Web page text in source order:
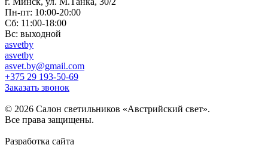
Пн-пт: 10:00-20:00
Сб: 11:00-18:00
Вс: выходной
asvetby
asvetby
asvet.by@gmail.com
+375 29 193-50-69
Заказать звонок
© 2026 Салон светильников «Австрийский свет».
Все права защищены.
Разработка сайта